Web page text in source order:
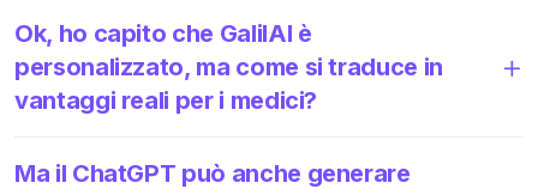
Ok, ho capito che GalilAI è
personalizzato, ma come si traduce in
vantaggi reali per i medici?
Ma il ChatGPT può anche generare